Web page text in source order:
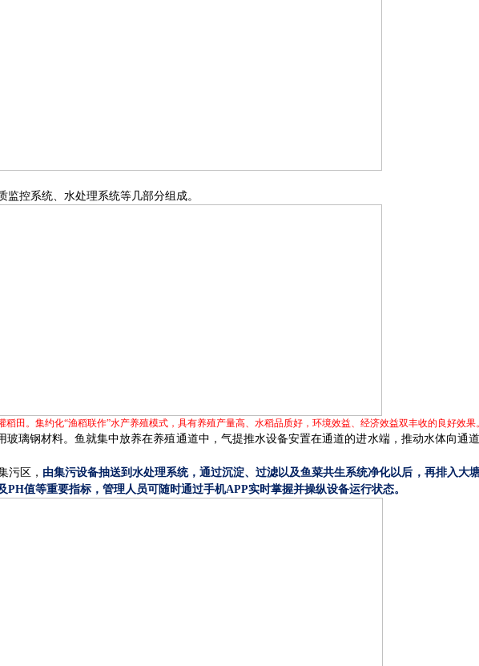
控系统、水处理系统等几部分组成。
田。集约化“渔稻联作”水产养殖模式，具有养殖产量高、水稻品质好，环境效益、经济效益双丰收的良好效果。
玻璃钢材料。鱼就集中放养在养殖通道中，气提推水设备安置在通道的进水端，推动水体向通
污区， 由集污设备抽送到水处理系统，通过沉淀、过滤以及鱼菜共生系统净化以后，再排入大塘
PH值等重要指标，管理人员可随时通过手机APP实时掌握并操纵设备运行状态。